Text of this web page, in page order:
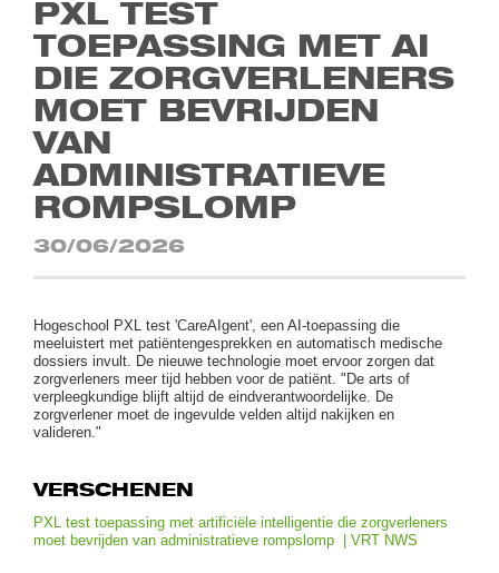
PXL TEST
TOEPASSING MET AI
DIE ZORGVERLENERS
MOET BEVRIJDEN
VAN
ADMINISTRATIEVE
ROMPSLOMP
30/06/2026
Hogeschool PXL test 'CareAIgent', een AI-toepassing die
meeluistert met patiëntengesprekken en automatisch medische
dossiers invult. De nieuwe technologie moet ervoor zorgen dat
zorgverleners meer tijd hebben voor de patiënt. "De arts of
verpleegkundige blijft altijd de eindverantwoordelijke. De
zorgverlener moet de ingevulde velden altijd nakijken en
valideren."
VERSCHENEN
PXL test toepassing met artificiële intelligentie die zorgverleners
moet bevrijden van administratieve rompslomp | VRT NWS